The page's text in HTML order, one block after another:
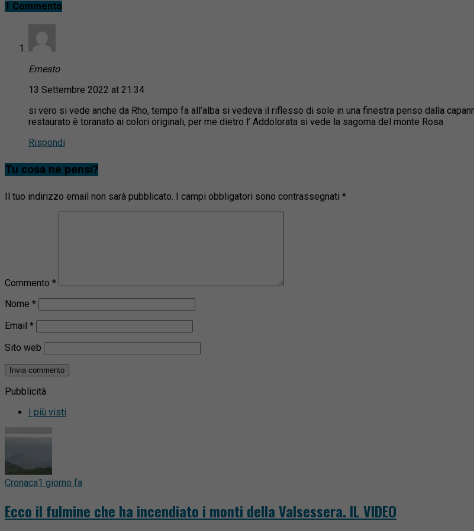
1 Commento
Ernesto
13 Settembre 2022 at 21:34
si vero si vede anche da Rho, tempo fa all’alba si vedeva il riflesso di sole in una finestra penso dalla
restaurato è toranato ai colori originali, per me dietro l’ Addolorata si vede la sagoma del monte Rosa
Rispondi
Tu cosa ne pensi?
Il tuo indirizzo email non sarà pubblicato. I campi obbligatori sono contrassegnati *
Commento *
Nome *
Email *
Sito web
Pubblicità
I più visti
Cronaca1 giorno fa
Ecco il fulmine che ha incendiato i monti della Valsessera. IL VIDEO